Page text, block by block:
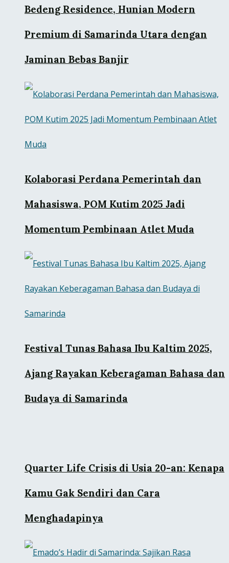
Bedeng Residence, Hunian Modern
Premium di Samarinda Utara dengan
Jaminan Bebas Banjir
Kolaborasi Perdana Pemerintah dan
Mahasiswa, POM Kutim 2025 Jadi
Momentum Pembinaan Atlet Muda
Festival Tunas Bahasa Ibu Kaltim 2025,
Ajang Rayakan Keberagaman Bahasa dan
Budaya di Samarinda
Quarter Life Crisis di Usia 20-an: Kenapa
Kamu Gak Sendiri dan Cara
Menghadapinya